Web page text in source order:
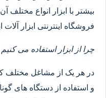
بیشتر با ابزار انواع مختلف آن
فروشگاه اینترنتی ابزار آلات
چرا از ابزار استفاده می کنیم
در هر یک از مشاغل مختلف
و استفاده از دستگاه های